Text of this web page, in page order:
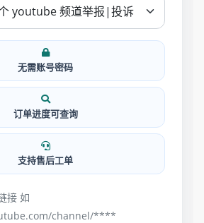
无需账号密码
订单进度可查询
支持售后工单
接 如
channel/****